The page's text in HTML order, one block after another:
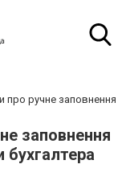
про ручне заповнення
заповнення
бухгалтера